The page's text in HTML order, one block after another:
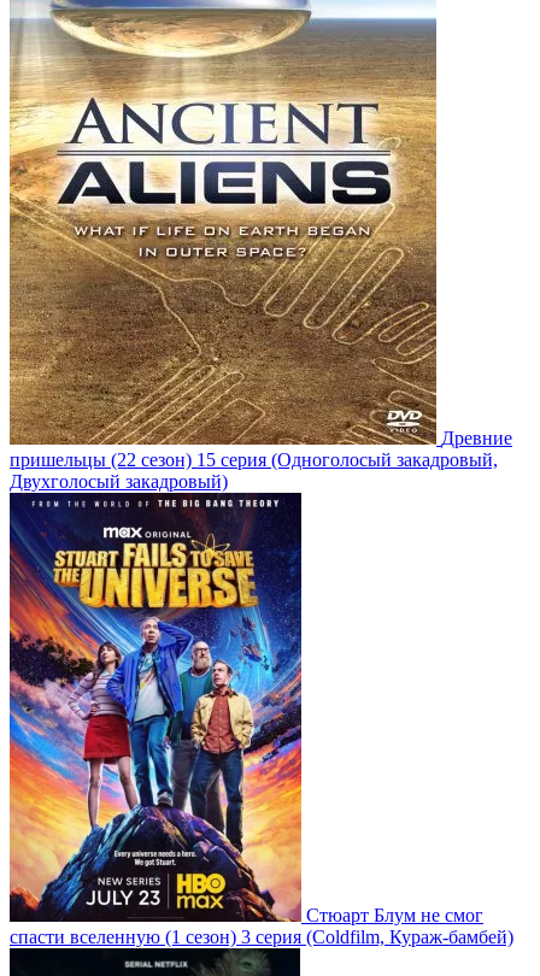
Древние
пришельцы (22 сезон) 15 серия (Одноголосый закадровый,
Двухголосый закадровый)
Стюарт Блум не смог
спасти вселенную (1 сезон) 3 серия (Coldfilm, Кураж-бамбей)